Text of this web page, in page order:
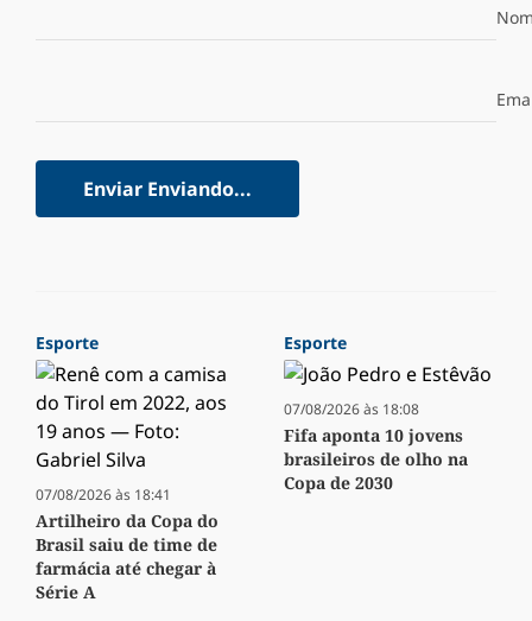
Enviar Enviando...
Esporte
07/08/2026 às 18:41
Artilheiro da Copa do
Brasil saiu de time de
farmácia até chegar à
Série A
Esporte
07/08/2026 às 18:08
Fifa aponta 10 jovens
brasileiros de olho na
Copa de 2030